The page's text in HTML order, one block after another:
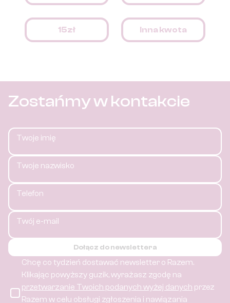
15zł Inna kwota
Zostańmy w kontakcie
Twoje imię
Twoje nazwisko
Telefon
Twój e-mail
Dołącz do newslettera
Chcę co tydzień dostawać newsletter o Razem.
Klikając powyższy guzik, wyrażasz zgodę na
przetwarzanie Twoich podanych wyżej danych przez
Razem w celu obsługi zgłoszenia i nawiązania